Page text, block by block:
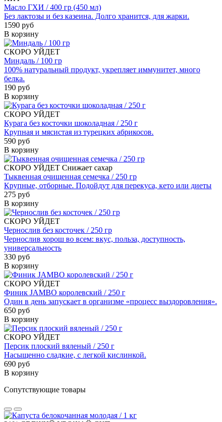
Масло ГХИ / 400 гр (450 мл)
Без лактозы и без казеина. Долго хранится, для жарки.
1590 руб
В корзину
СКОРО УЙДЕТ
Миндаль / 100 гр
100% натуральный продукт, укрепляет иммунитет, много
белка.
190 руб
В корзину
СКОРО УЙДЕТ
Курага без косточки шоколадная / 250 г
Крупная и мясистая из турецких абрикосов.
590 руб
В корзину
СКОРО УЙДЕТ Снижает сахар
Тыквенная очищенная семечка / 250 гр
Крупные, отборные. Подойдут для перекуса, кето или диеты
275 руб
В корзину
СКОРО УЙДЕТ
Чернослив без косточек / 250 гр
Чернослив хорош во всем: вкус, польза, доступность,
универсальность
330 руб
В корзину
СКОРО УЙДЕТ
Финик JAMBO королевский / 250 г
Один в день запускает в организме «процесс выздоровления».
650 руб
В корзину
СКОРО УЙДЕТ
Персик плоский вяленый / 250 г
Насыщенно сладкие, с легкой кислинкой.
690 руб
В корзину
Сопутствующие товары